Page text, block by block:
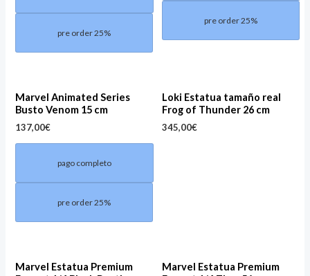
pre order 25%
pre order 25%
Marvel Animated Series
Busto Venom 15 cm
137,00€
pago completo
pre order 25%
Loki Estatua tamaño real
Frog of Thunder 26 cm
345,00€
Marvel Estatua Premium
Marvel Estatua Premium